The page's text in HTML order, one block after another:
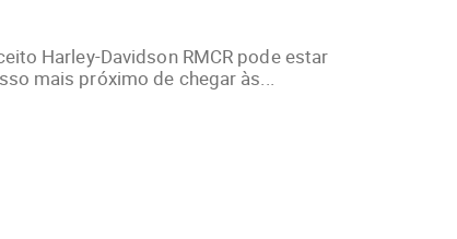
Harley-Davidson RMCR pode estar
mais próximo de chegar às...